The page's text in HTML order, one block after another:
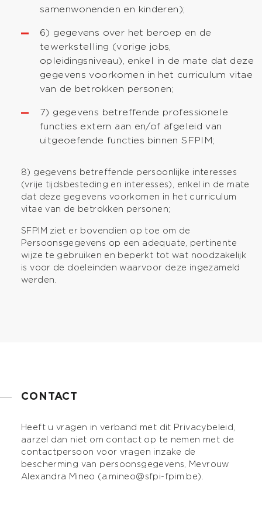
samenwonenden en kinderen);
6) gegevens over het beroep en de
tewerkstelling (vorige jobs,
opleidingsniveau), enkel in de mate dat deze
gegevens voorkomen in het curriculum vitae
van de betrokken personen;
7) gegevens betreffende professionele
functies extern aan en/of afgeleid van
uitgeoefende functies binnen SFPIM;
8) gegevens betreffende persoonlijke interesses
(vrije tijdsbesteding en interesses), enkel in de mate
dat deze gegevens voorkomen in het curriculum
vitae van de betrokken personen;
SFPIM ziet er bovendien op toe om de
Persoonsgegevens op een adequate, pertinente
wijze te gebruiken en beperkt tot wat noodzakelijk
is voor de doeleinden waarvoor deze ingezameld
werden.
CONTACT
Heeft u vragen in verband met dit Privacybeleid,
aarzel dan niet om contact op te nemen met de
contactpersoon voor vragen inzake de
bescherming van persoonsgegevens, Mevrouw
Alexandra Mineo (a.mineo@sfpi-fpim.be).